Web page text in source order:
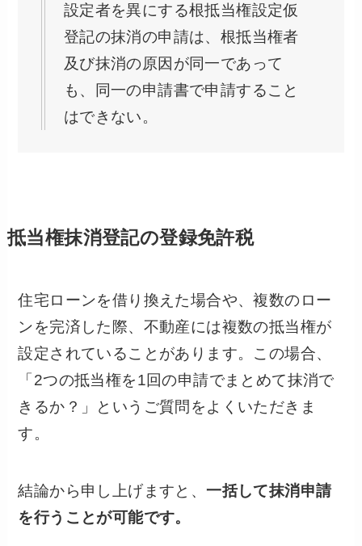
設定者を異にする根抵当権設定仮
登記の抹消の申請は、根抵当権者
及び抹消の原因が同一であって
も、同一の申請書で申請すること
はできない。
抵当権抹消登記の登録免許税
住宅ローンを借り換えた場合や、複数のロー
ンを完済した際、不動産には複数の抵当権が
設定されていることがあります。この場合、
「2つの抵当権を1回の申請でまとめて抹消で
きるか？」というご質問をよくいただきま
す。
結論から申し上げますと、一括して抹消申請
を行うことが可能です。